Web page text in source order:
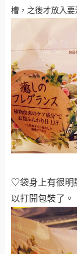
槽，之後才放入
♡袋身上有很明
以打開包裝了 。